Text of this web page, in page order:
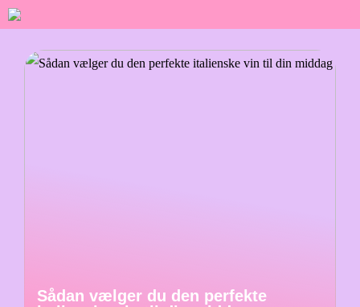
Sådan vælger du den perfekte